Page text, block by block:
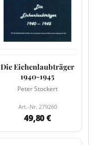
Die Eichenlaubträger
1940-1945
Peter Stockert
Art.-Nr. 279260
49,80 €